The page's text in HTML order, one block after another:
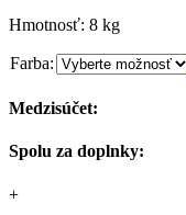
Hmotnosť: 8 kg
Farba:
Medzisúčet:
Spolu za doplnky:
+